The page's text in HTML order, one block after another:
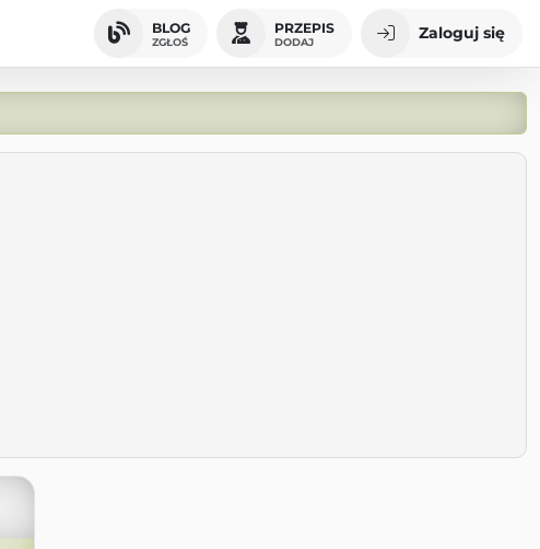
BLOG
ZGŁOŚ
PRZEPIS
DODAJ Zaloguj się